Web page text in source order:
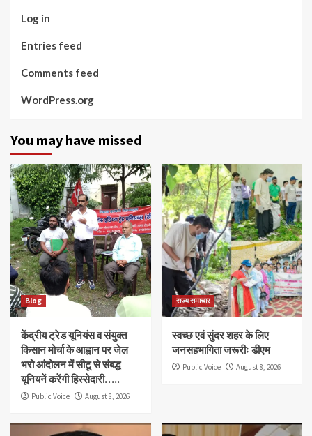
Log in
Entries feed
Comments feed
WordPress.org
You may have missed
Blog
केंद्रीय ट्रेड यूनियंस व संयुक्त
किसान मोर्चा के आह्वान पर जेल
भरो आंदोलन में सीटू से संबद्ध
यूनियनें करेंगी हिस्सेदारी…..
Public Voice August 8, 2026
राज्य समाचार
स्वच्छ एवं सुंदर शहर के लिए
जनसहभागिता जरूरीः डीएम
Public Voice August 8, 2026